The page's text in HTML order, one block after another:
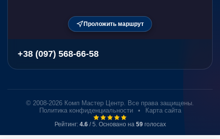
Проложить маршрут
+38 (097) 568-66-58
© 2008-2026 Комп Мастер Центр. Все права защищены.
Политика конфиденциальности
• Карта сайта
Рейтинг: 4.6/ 5. Основано на 59голосах